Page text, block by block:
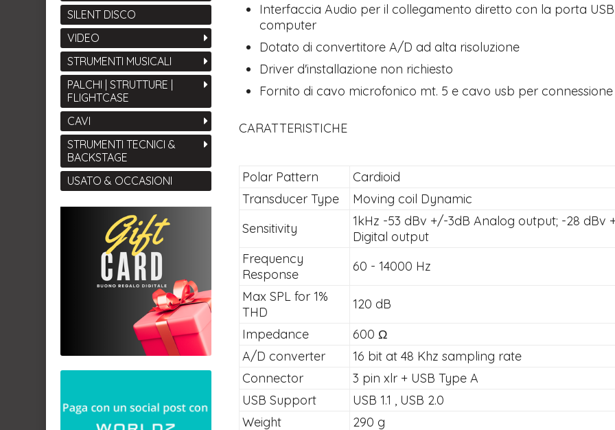
Interfaccia Audio per il collegamento diretto con la porta
computer
Dotato di convertitore A/D ad alta risoluzione
Driver d'installazione non richiesto
Fornito di cavo microfonico mt. 5 e cavo usb per connessione
CARATTERISTICHE
Polar Pattern
Cardioid
Transducer Type
Moving coil Dynamic
Sensitivity
1kHz -53 dBv +/-3dB Analog output; -28 dBv
Digital output
Frequency
Response
60 - 14000 Hz
Max SPL for 1%
THD
120 dB
Impedance
600 Ω
A/D converter
16 bit at 48 Khz sampling rate
Connector
3 pin xlr + USB Type A
USB Support
USB 1.1 , USB 2.0
Weight
290 g
SILENT DISCO
VIDEO
STRUMENTI MUSICALI
PALCHI | STRUTTURE |
FLIGHTCASE
CAVI
STRUMENTI TECNICI &
BACKSTAGE
USATO & OCCASIONI